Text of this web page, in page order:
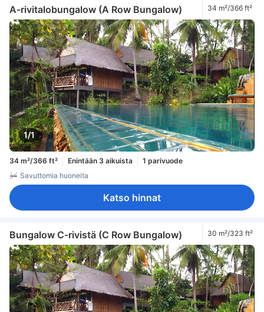
A-rivitalobungalow (A Row Bungalow) 34 m²/366 ft²
1/1
34 m²/366 ft² Enintään 3 aikuista
1 parivuode
Savuttomia huoneita
Katso hinnat
Bungalow C-rivistä (C Row Bungalow) 30 m²/323 ft²